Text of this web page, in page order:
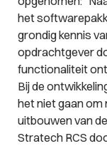
het
grondig kennis
opdrachtgever
functionaliteit
Bij de
het niet gaan om
uitbouwen van
Stratech RCS